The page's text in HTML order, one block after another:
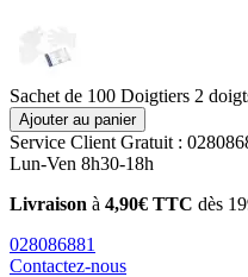
Sachet de 100 Doigtiers 2
Ajouter au panier
Service Client Gratuit :
Lun-Ven 8h30-18h
Livraison à 4,90€ TTC dès
028086881
Contactez-nous